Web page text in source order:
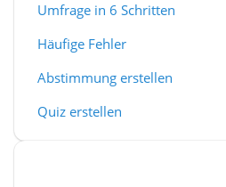
Umfrage in 6 Schritten
Häufige Fehler
Abstimmung erstellen
Quiz erstellen